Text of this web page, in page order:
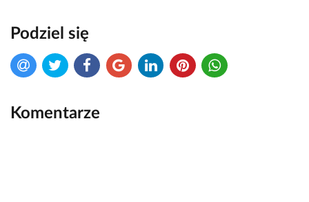
Podziel się
Komentarze